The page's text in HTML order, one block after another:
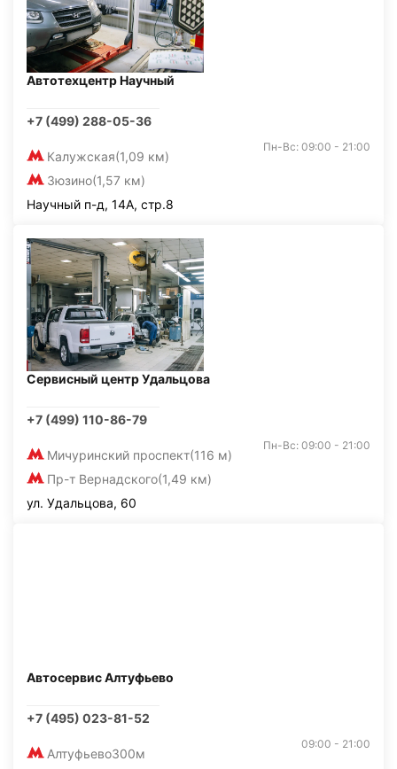
Автотехцентр Научный
+7 (499) 288-05-36
Калужская(1,09 км)
Зюзино(1,57 км)
Пн-Вс: 09:00 - 21:00
Научный п-д, 14А, стр.8
Сервисный центр Удальцова
+7 (499) 110-86-79
Мичуринский проспект(116 м)
Пр-т Вернадского(1,49 км)
Пн-Вс: 09:00 - 21:00
ул. Удальцова, 60
Автосервис Алтуфьево
+7 (495) 023-81-52
Алтуфьево300м
09:00 - 21:00